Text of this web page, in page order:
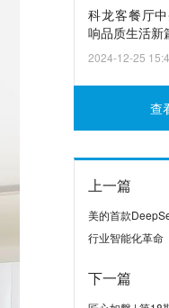
科龙客餐厅
响品质生活新
2024-12-25
查
上一篇
美的首款
行业智能化革命
下一篇